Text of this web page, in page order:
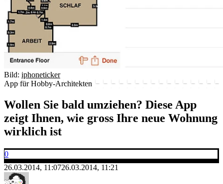
Bild: iphoneticker
App für Hobby-Architekten
Wollen Sie bald umziehen? Diese App
zeigt Ihnen, wie gross Ihre neue Wohnung
wirklich ist
0
26.03.2014, 11:0726.03.2014, 11:21